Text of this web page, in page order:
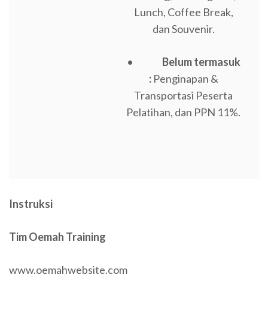
Lunch, Coffee Break,
dan Souvenir.
• Belum termasuk
: Penginapan &
Transportasi Peserta
Pelatihan, dan PPN 11%.
Instruksi
Tim Oemah Training
www.oemahwebsite.com